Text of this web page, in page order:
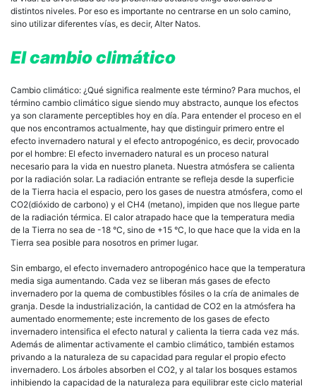
distintos niveles. Por eso es importante no centrarse en un solo camino,
sino utilizar diferentes vías, es decir, Alter Natos.
El cambio climático
Cambio climático: ¿Qué significa realmente este término? Para muchos, el
término cambio climático sigue siendo muy abstracto, aunque los efectos
ya son claramente perceptibles hoy en día. Para entender el proceso en el
que nos encontramos actualmente, hay que distinguir primero entre el
efecto invernadero natural y el efecto antropogénico, es decir, provocado
por el hombre: El efecto invernadero natural es un proceso natural
necesario para la vida en nuestro planeta. Nuestra atmósfera se calienta
por la radiación solar. La radiación entrante se refleja desde la superficie
de la Tierra hacia el espacio, pero los gases de nuestra atmósfera, como el
CO2(dióxido de carbono) y el CH4 (metano), impiden que nos llegue parte
de la radiación térmica. El calor atrapado hace que la temperatura media
de la Tierra no sea de -18 °C, sino de +15 °C, lo que hace que la vida en la
Tierra sea posible para nosotros en primer lugar.
Sin embargo, el efecto invernadero antropogénico hace que la temperatura
media siga aumentando. Cada vez se liberan más gases de efecto
invernadero por la quema de combustibles fósiles o la cría de animales de
granja. Desde la industrialización, la cantidad de CO2 en la atmósfera ha
aumentado enormemente; este incremento de los gases de efecto
invernadero intensifica el efecto natural y calienta la tierra cada vez más.
Además de alimentar activamente el cambio climático, también estamos
privando a la naturaleza de su capacidad para regular el propio efecto
invernadero. Los árboles absorben el CO2, y al talar los bosques estamos
inhibiendo la capacidad de la naturaleza para equilibrar este ciclo material